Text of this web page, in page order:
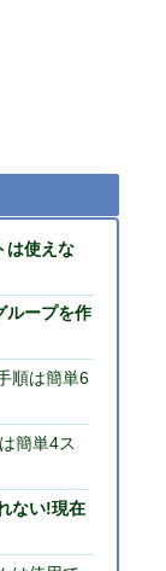
は使えな
ループを作
順は簡単6
簡単4ス
ない!現在